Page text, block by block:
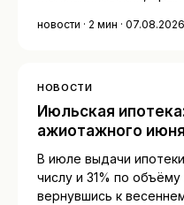
новости · 2 мин · 07.08.2026
НОВОСТИ
Июльская
ажиотажного июня
В июле выдачи
числу и 31% по
вернувшись к